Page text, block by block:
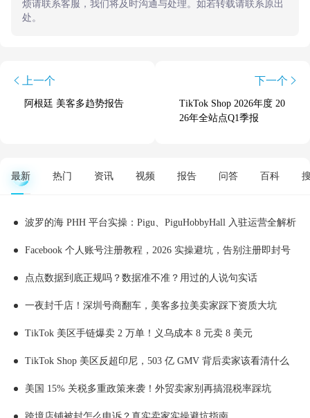
烦请联系客服，我们将及时沟通与处理。如若转载请联系原出
处。
上一个
阿根廷 美客多趋势报告
下一个
TikTok Shop 2026年度 20
26年全站点Q1季报
最新 热门 资讯 视频 报告 问答 百科
波罗的海 PHH 平台实操：Pigu、PiguHobbyHall 入驻运营全解析
Facebook 个人账号注册教程，2026 实操避坑，告别注册即封号
点点数据到底正规吗？数据准不准？用过的人说句实话
一夜封千店！深圳号商翻车，美客多拉美卖家踩下资质大坑
TikTok 美区手链爆卖 2 万单！义乌成本 8 元卖 8 美元
TikTok Shop 美区反超印尼，503 亿 GMV 背后卖家该看清什么
美国 15% 关税多重政策来袭！外贸卖家别再搞混税率踩坑